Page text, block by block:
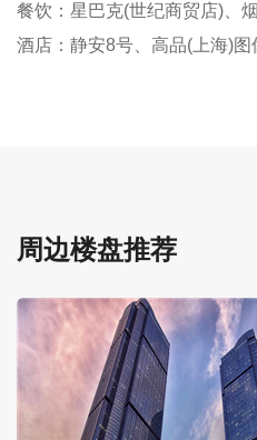
餐饮：星巴克(世纪商贸店)、
酒店：静安8号、高品(上海
周边楼盘推荐